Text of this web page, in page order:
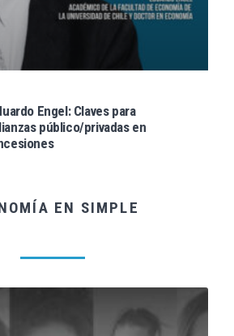
Engel: Claves para
público/privadas en
EN SIMPLE